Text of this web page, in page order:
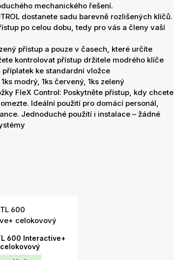
mechanického řešení.
dostanete sadu barevně rozlišených klíčů.
po celou dobu, tedy pro vás a členy vaší
přístup a pouze v časech, které určíte
kontrolovat přístup držitele modrého klíče
příplatek ke standardní vložce
modrý, 1ks červený, 1ks zelený
FleX Control: Poskytněte přístup, kdy chcete
Ideální použití pro domácí personál,
Jednoduché použití i instalace – žádné
600 Interactive+
celokovový